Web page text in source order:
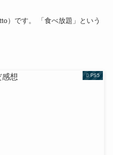
）です。 「食べ放題」という
PS5